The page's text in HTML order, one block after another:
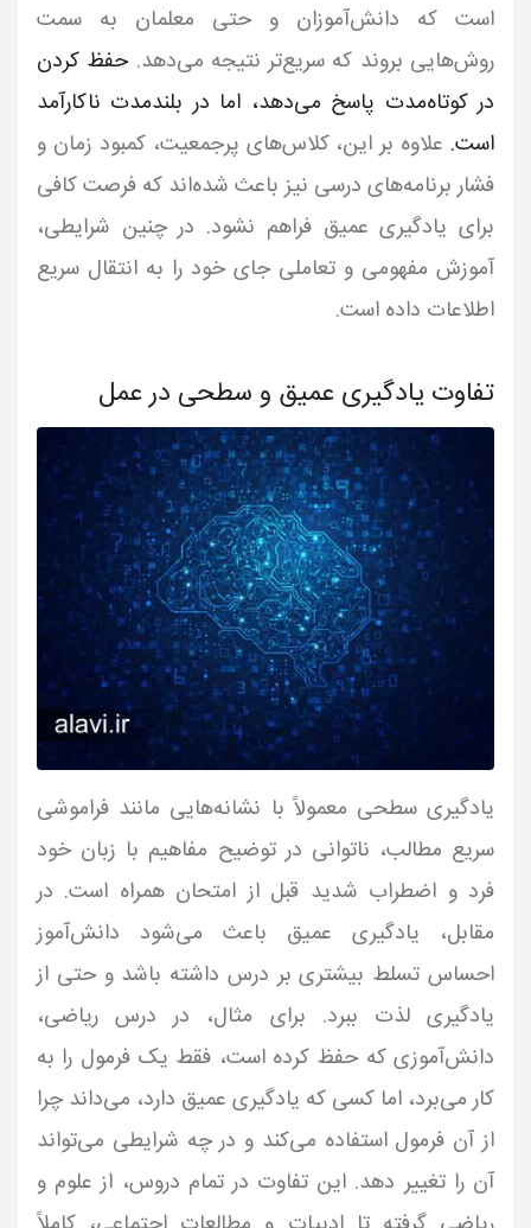
است که دانش‌آموزان و حتی معلمان به سمت
روش‌هایی بروند که سریع‌تر نتیجه می‌دهد.حفظ کردن
در کوتاه‌مدت پاسخ می‌دهد، اما در بلندمدت ناکارآمد
است. علاوه بر این، کلاس‌های پرجمعیت، کمبود زمان و
فشار برنامه‌های درسی نیز باعث شده‌اند که فرصت کافی
برای یادگیری عمیق فراهم نشود. در چنین شرایطی،
آموزش مفهومی و تعاملی جای خود را به انتقال سریع
اطلاعات داده است.
تفاوت یادگیری عمیق و سطحی در عمل
یادگیری سطحی معمولاً با نشانه‌هایی مانند فراموشی
سریع مطالب، ناتوانی در توضیح مفاهیم با زبان خود
فرد و اضطراب شدید قبل از امتحان همراه است. در
مقابل، یادگیری عمیق باعث می‌شود دانش‌آموز
احساس تسلط بیشتری بر درس داشته باشد و حتی از
یادگیری لذت ببرد. برای مثال، در درس ریاضی،
دانش‌آموزی که حفظ کرده است، فقط یک فرمول را به
کار می‌برد، اما کسی که یادگیری عمیق دارد، می‌داند چرا
از آن فرمول استفاده می‌کند و در چه شرایطی می‌تواند
آن را تغییر دهد. این تفاوت در تمام دروس، از علوم و